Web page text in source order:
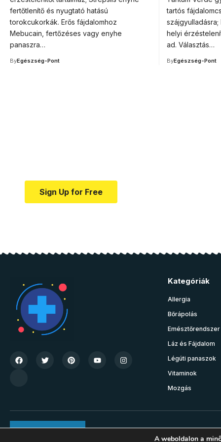
fertőtlenítő és nyugtató hatású
torokcukorkák. Erős fájdalomhoz
Mebucain, fertőzéses vagy enyhe
panaszra…
ByEgészség-Pont
tartós
helyi
ad. Választás…
ByEgészség-Pont
Sign Up for Free
Kategóriák
Allergia
Bőrápolás
Emésztőrendszer
Láz és Fájdalom
Légúti panaszok
Vitaminok
Mozgás
Join Community
A weboldalon a